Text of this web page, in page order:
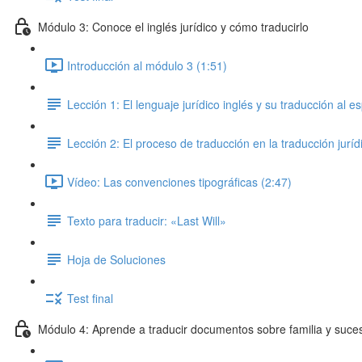
Módulo 3: Conoce el inglés jurídico y cómo traducirlo
Introducción al módulo 3 (1:51)
Lección 1: El lenguaje jurídico inglés y su traducción al
Lección 2: El proceso de traducción en la traducción
Vídeo: Las convenciones tipográficas (2:47)
Texto para traducir: «Last Will»
Hoja de Soluciones
Test final
Módulo 4: Aprende a traducir documentos sobre familia y